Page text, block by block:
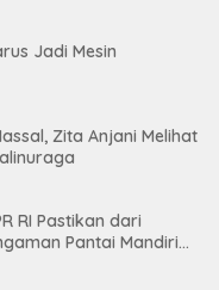
Jadi Mesin
Zita Anjani Melihat
RI Pastikan dari
Pantai Mandiri